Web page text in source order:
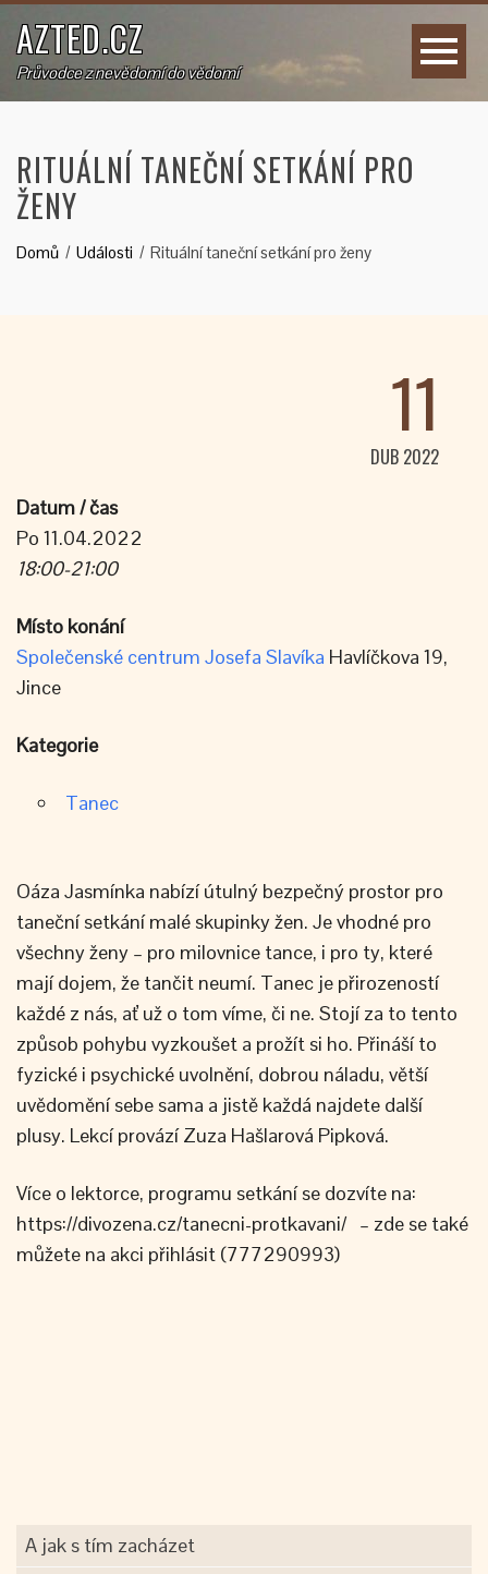
AZTED.CZ
Průvodce z nevědomí do vědomí
RITUÁLNÍ TANEČNÍ SETKÁNÍ PRO
ŽENY
Domů Události Rituální taneční setkání pro ženy
11
DUB 2022
Datum / čas
Po 11.04.2022
18:00-21:00
Místo konání
Společenské centrum Josefa Slavíka Havlíčkova 19,
Jince
Kategorie
Tanec
Oáza Jasmínka nabízí útulný bezpečný prostor pro
taneční setkání malé skupinky žen. Je vhodné pro
všechny ženy – pro milovnice tance, i pro ty, které
mají dojem, že tančit neumí. Tanec je přirozeností
každé z nás, ať už o tom víme, či ne. Stojí za to tento
způsob pohybu vyzkoušet a prožít si ho. Přináší to
fyzické i psychické uvolnění, dobrou náladu, větší
uvědomění sebe sama a jistě každá najdete další
plusy. Lekcí provází Zuza Hašlarová Pipková.
Více o lektorce, programu setkání se dozvíte na:
https://divozena.cz/tanecni-protkavani/ – zde se také
můžete na akci přihlásit (777290993)
A jak s tím zacházet